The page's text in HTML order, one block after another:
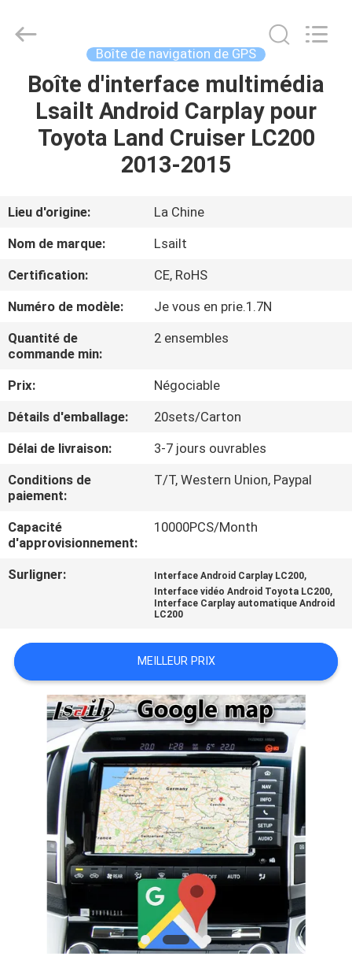
MAISON
PRODUITS
AU
DE
NOUS
VISITE
D'USINE
CONTRÔLE
DE
QUALITÉ
CONTACTEZ-
NOUS
CAS
PLAN
PRIVACY
POLICY
Automobile
Electron
Reserved.
Boîte de navigation de GPS
Boîte d'interface multimédia
Lsailt Android Carplay pour
Toyota Land Cruiser LC200
2013-2015
Lieu d'origine:
La Chine
Nom de marque:
Lsailt
Certification:
CE, RoHS
Numéro de modèle:
Je vous en prie.1.7N
Quantité de
commande min:
2 ensembles
Prix:
Négociable
Détails d'emballage:
20sets/Carton
Délai de livraison:
3-7 jours ouvrables
Conditions de
paiement:
T/T, Western Union, Paypal
Capacité
d'approvisionnement:
10000PCS/Month
Surligner: Interface Android Carplay LC200,
Interface vidéo Android Toyota LC200,
Interface Carplay automatique Android
LC200
MEILLEUR PRIX